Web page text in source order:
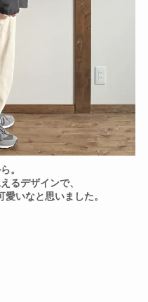
。
るデザインで、
いなと思いました。